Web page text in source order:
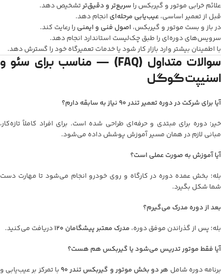
علائم خرابی موتور و گیربکس را سریع‌تر و دقیق‌ترتشخیص دهد.
قبل از تعمیر اساسی،عیب‌یابی مرحله‌ای انجام دهد.
در باز و بست موتور و گیربکس، اصول فنی و ایمنی را رعایت کند.
سرویس‌های دوره‌ای را طبق چک‌لیست استاندارد انجام دهد.
با اطمینان بیشتر وارد بازار کار شود یا خدمات تعمیرگاه خود را گسترش دهد.
سوالات متداول (FAQ) — مناسب برای سئو و
اسنیپت گوگل
آیا برای شرکت در دوره تعمیر تندر 90 نیاز به سابقه دارم؟
خیر؛ دوره برای مبتدی و حرفه‌ای طراحی شده است. برای افراد کاملاً تازه‌کار،
مبانی لازم در همان مسیر آموزش پوشش داده می‌شود.
آیا آموزش به صورت عملی است؟
بله؛ بخش عمده دوره در کارگاه و روی خودرو انجام می‌شود تا مهارت دست
شما شکل بگیرد.
بعد از دوره مدرک می‌گیرم؟
بله؛ پس از گذراندن موفق دوره، مدرک معتبر پیشگامان 120
دریافت می‌کنید.
آیا فقط موتور تدریس می‌شود یا گیربکس هم هست؟
برنامه دوره شامل هر دو بخش موتور و گیربکس تندر 90
با تمرکز بر عیب‌یابی و